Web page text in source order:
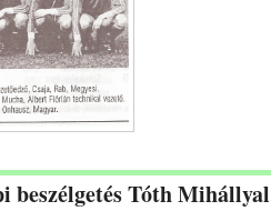
beszélgetés Tóth